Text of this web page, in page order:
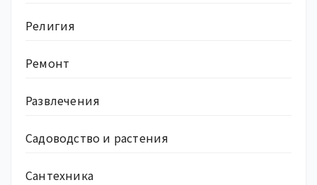
Религия
Ремонт
Развлечения
Садоводство и растения
Сантехника